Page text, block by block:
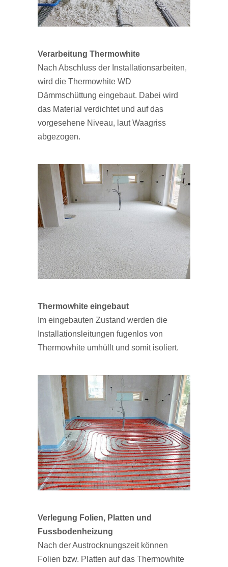
Verarbeitung Thermowhite
Nach Abschluss der Installationsarbeiten,
wird die Thermowhite WD
Dämmschüttung eingebaut. Dabei wird
das Material verdichtet und auf das
vorgesehene Niveau, laut Waagriss
abgezogen.
Thermowhite eingebaut
Im eingebauten Zustand werden die
Installationsleitungen fugenlos von
Thermowhite umhüllt und somit isoliert.
Verlegung Folien, Platten und
Fussbodenheizung
Nach der Austrocknungszeit können
Folien bzw. Platten auf das Thermowhite